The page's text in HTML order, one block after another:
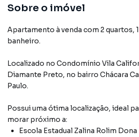
Sobre o imóvel
Apartamento à venda com 2 quartos, 1
banheiro.
Localizado no Condomínio Vila
Diamante Preto, no bairro Chácara
Paulo.
Possui uma ótima localização, ideal
morar próximo a:
Escola Estadual Zalina Rolim Dona